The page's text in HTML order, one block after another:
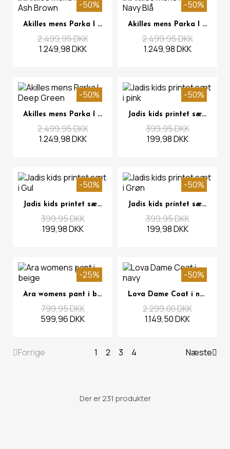
Se mere
-50%
Akilles mens Parka I Ash Brown
2.499,95 DKK
1.249,98 DKK
Se mere
-50%
Akilles mens Parka I Navy Blå
2.499,95 DKK
1.249,98 DKK
Se mere
-50%
Akilles mens Parka I Deep Green
2.499,95 DKK
1.249,98 DKK
Se mere
-50%
Jadis kids printet sæt i pink
399,95 DKK
199,98 DKK
Se mere
-50%
Jadis kids printet sæt i Gul
399,95 DKK
199,98 DKK
Se mere
-50%
Jadis kids printet sæt i Grøn
399,95 DKK
199,98 DKK
Se mere
-25%
Ara womens pant i beige
799,95 DKK
599,96 DKK
Se mere
-50%
Lova Dame Coat i navy
2.299,00 DKK
1.149,50 DKK
Forrige 1 2 3 4 Næste
Der er 231 produkter